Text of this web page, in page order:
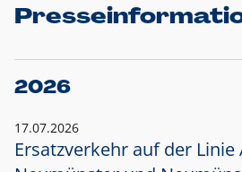
2026
17.07.2026
Ersatzverkehr auf der Linie